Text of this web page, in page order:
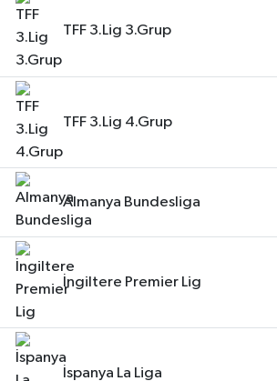
TFF 3.Lig 3.Grup
TFF 3.Lig 4.Grup
Almanya Bundesliga
İngiltere Premier Lig
İspanya La Liga